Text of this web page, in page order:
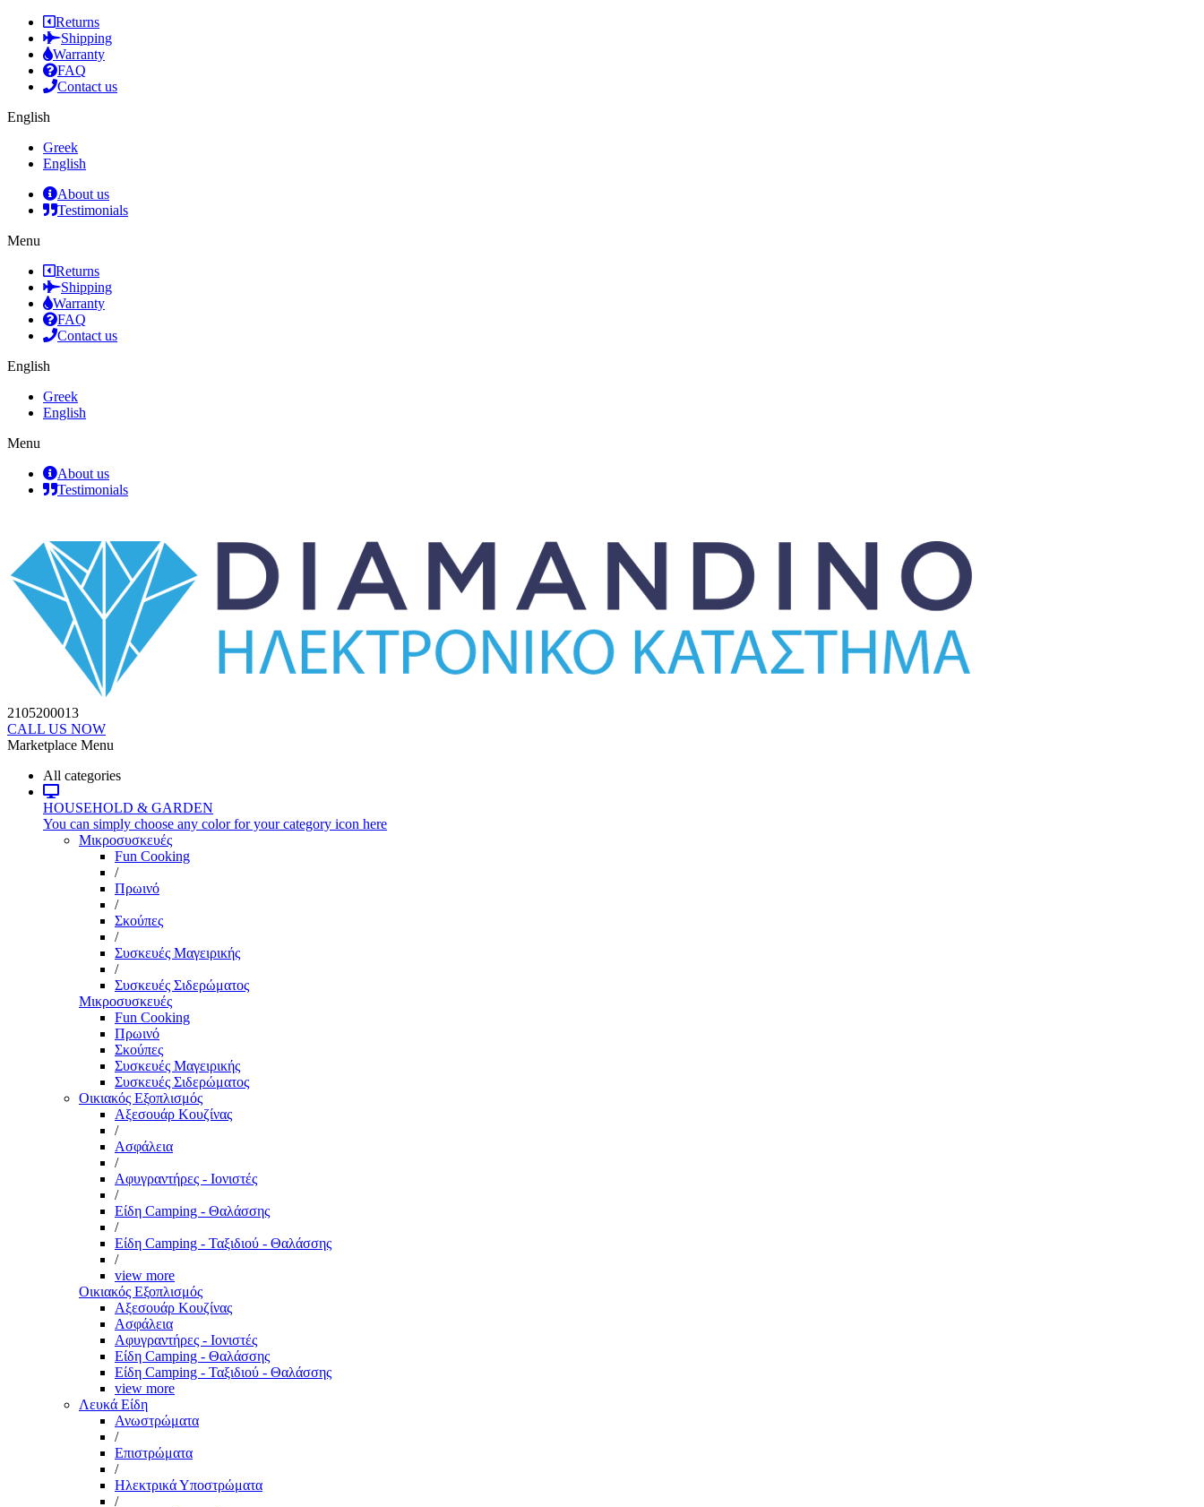
Returns
Shipping
Warranty
FAQ
Contact us
English
Greek
English
About us
Testimonials
Menu
Returns
Shipping
Warranty
FAQ
Contact us
English
Greek
English
Menu
About us
Testimonials
2105200013
CALL US NOW
Marketplace Menu
All categories
HOUSEHOLD & GARDEN
You can simply choose any color for your category icon here
Μικροσυσκευές
Fun Cooking
/
Πρωινό
/
Σκούπες
/
Συσκευές Μαγειρικής
/
Συσκευές Σιδερώματος
Μικροσυσκευές
Fun Cooking
Πρωινό
Σκούπες
Συσκευές Μαγειρικής
Συσκευές Σιδερώματος
Οικιακός Εξοπλισμός
Αξεσουάρ Κουζίνας
/
Ασφάλεια
/
Αφυγραντήρες - Ιονιστές
/
Είδη Camping - Θαλάσσης
/
Είδη Camping - Ταξιδιού - Θαλάσσης
/
view more
Οικιακός Εξοπλισμός
Αξεσουάρ Κουζίνας
Ασφάλεια
Αφυγραντήρες - Ιονιστές
Είδη Camping - Θαλάσσης
Είδη Camping - Ταξιδιού - Θαλάσσης
view more
Λευκά Είδη
Ανωστρώματα
/
Επιστρώματα
/
Ηλεκτρικά Υποστρώματα
/